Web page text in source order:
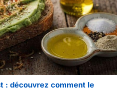
: découvrez comment le